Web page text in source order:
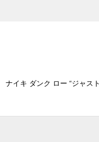
ナイキ ダンク ロー “ジャス